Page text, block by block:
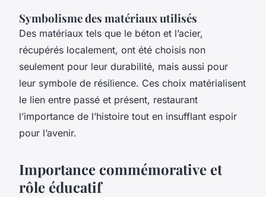
Symbolisme des matériaux utilisés
Des matériaux tels que le béton et l’acier,
récupérés localement, ont été choisis non
seulement pour leur durabilité, mais aussi pour
leur symbole de résilience. Ces choix matérialisent
le lien entre passé et présent, restaurant
l’importance de l’histoire tout en insufflant espoir
pour l’avenir.
Importance commémorative et
rôle éducatif